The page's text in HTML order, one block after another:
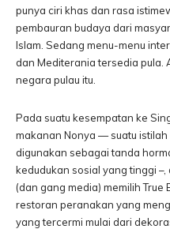
punya ciri khas dan rasa
pembauran budaya dari
Islam. Sedang menu-menu
dan Mediterania tersedia pula.
negara pulau itu.
Pada suatu kesempatan ke
makanan Nonya — suatu
digunakan sebagai tanda
kedudukan sosial yang tinggi
(dan gang media) memilih
restoran peranakan yang
yang tercermi mulai dari